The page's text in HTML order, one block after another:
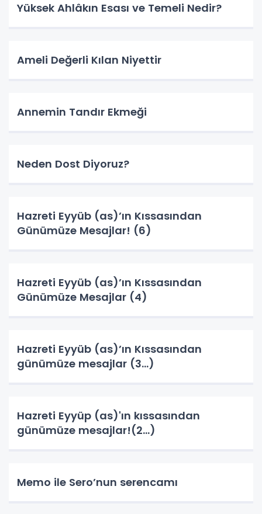
Yüksek Ahlâkın Esası ve Temeli Nedir?
Ameli Değerli Kılan Niyettir
Annemin Tandır Ekmeği
Neden Dost Diyoruz?
Hazreti Eyyüb (as)’ın Kıssasından
Günümüze Mesajlar! (6)
Hazreti Eyyüb (as)’ın Kıssasından
Günümüze Mesajlar (4)
Hazreti Eyyüb (as)’ın Kıssasından
günümüze mesajlar (3…)
Hazreti Eyyüp (as)'ın kıssasından
günümüze mesajlar!(2…)
Memo ile Sero’nun serencamı